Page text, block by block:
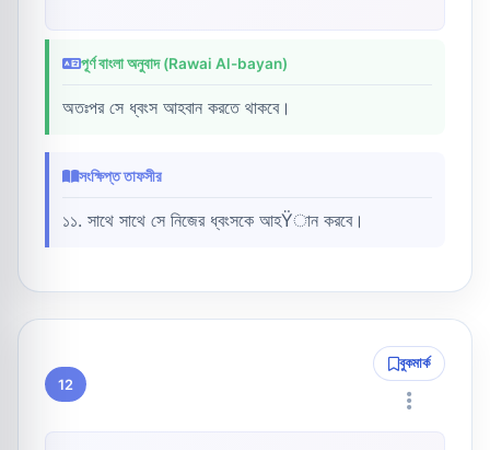
পূর্ণ বাংলা অনুবাদ (Rawai Al-bayan)
অতঃপর সে ধ্বংস আহবান করতে থাকবে।
সংক্ষিপ্ত তাফসীর
১১. সাথে সাথে সে নিজের ধ্বংসকে আহŸান করবে।
12
বুকমার্ক